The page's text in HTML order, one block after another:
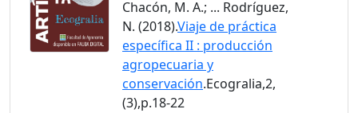
Chacón, M. A.; ... Rodríguez,
N. (2018).Viaje de práctica
específica II : producción
agropecuaria y
conservación.Ecogralia,2,
(3),p.18-22